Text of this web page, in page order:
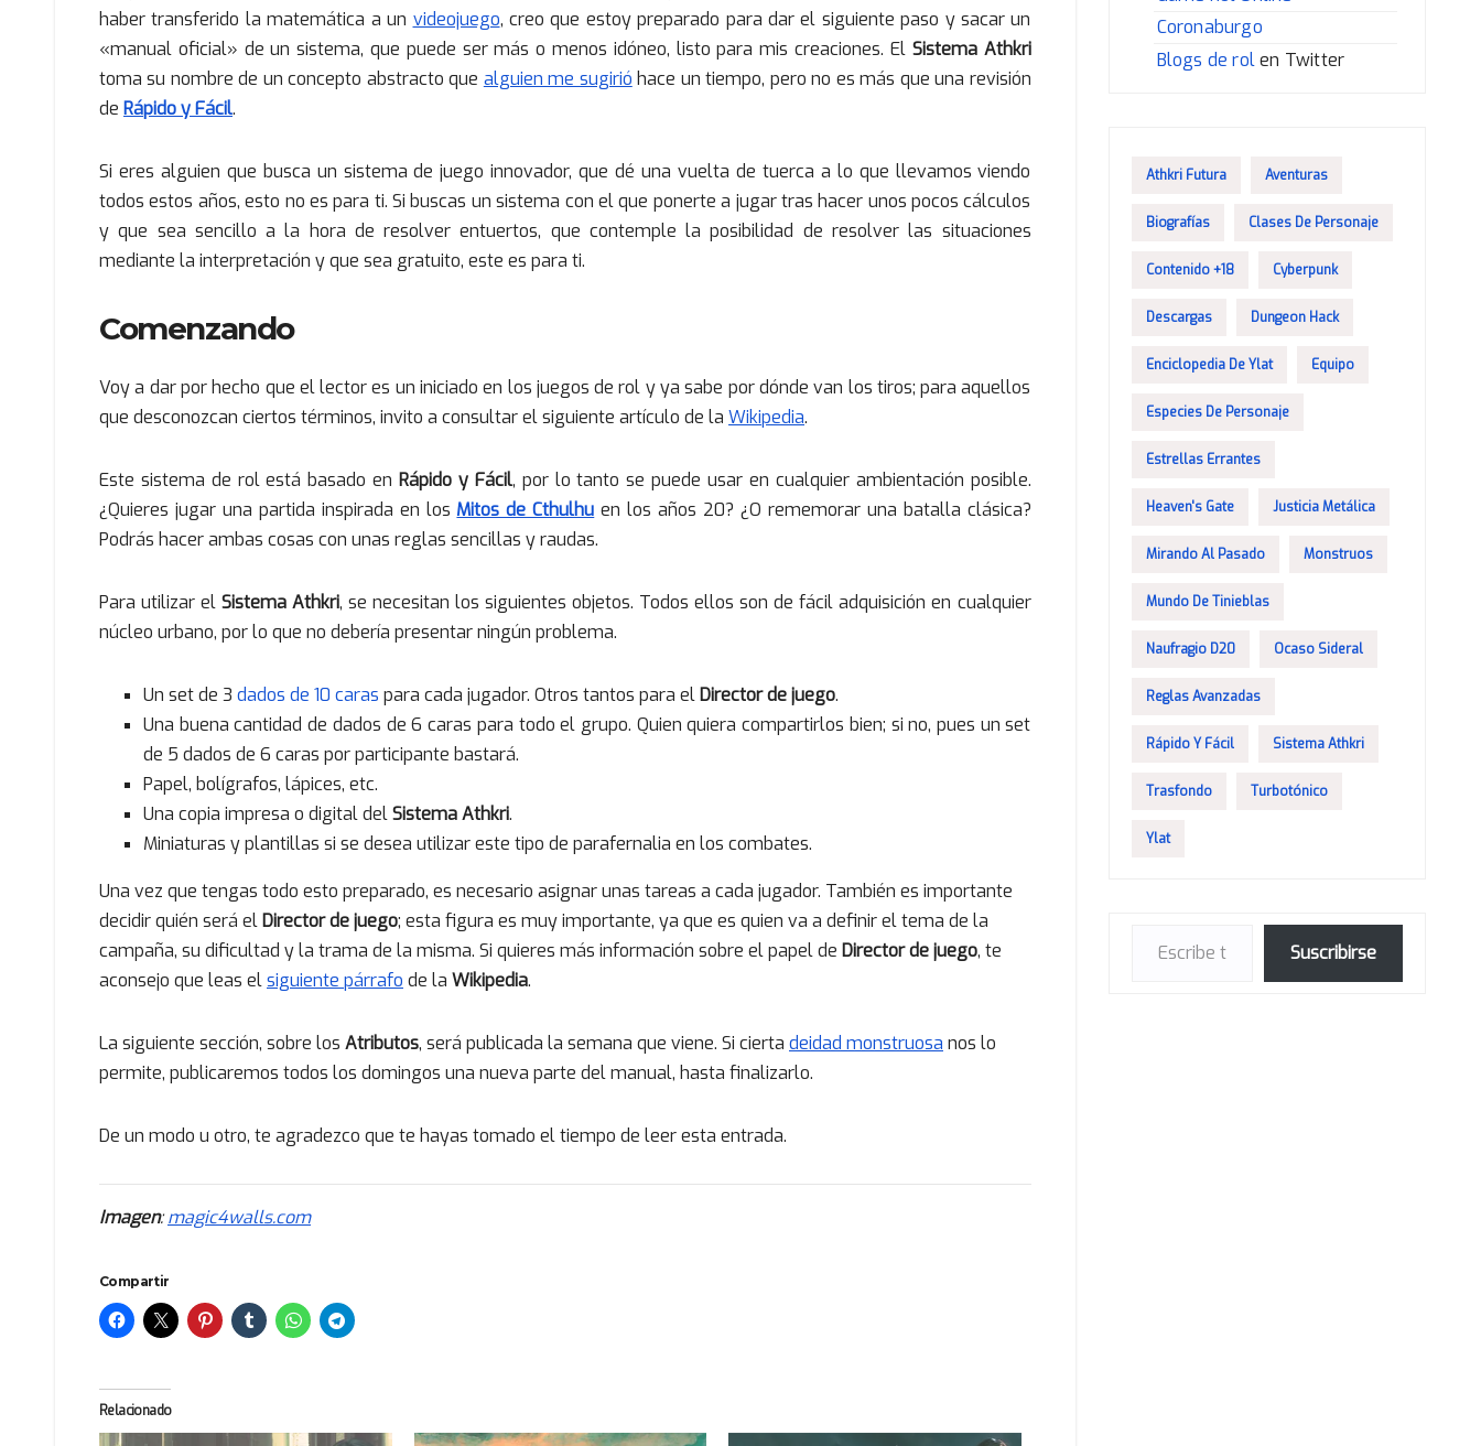
haber transferido la matemática a un videojuego, creo que estoy preparado para dar el siguiente paso y sacar un
«manual oficial» de un sistema, que puede ser más o menos idóneo, listo para mis creaciones. El Sistema Athkri
toma su nombre de un concepto abstracto que alguien me sugirió hace un tiempo, pero no es más que una revisión
de Rápido y Fácil.
Si eres alguien que busca un sistema de juego innovador, que dé una vuelta de tuerca a lo que llevamos viendo
todos estos años, esto no es para ti. Si buscas un sistema con el que ponerte a jugar tras hacer unos pocos cálculos
y que sea sencillo a la hora de resolver entuertos, que contemple la posibilidad de resolver las situaciones
mediante la interpretación y que sea gratuito, este es para ti.
Comenzando
Voy a dar por hecho que el lector es un iniciado en los juegos de rol y ya sabe por dónde van los tiros; para aquellos
que desconozcan ciertos términos, invito a consultar el siguiente artículo de la Wikipedia.
Este sistema de rol está basado enRápido y Fácil, por lo tanto se puede usar en cualquier ambientación posible.
¿Quieres jugar una partida inspirada en los Mitos de Cthulhu en los años 20? ¿O rememorar una batalla clásica?
Podrás hacer ambas cosas con unas reglas sencillas y raudas.
Para utilizar elSistema Athkri, se necesitan los siguientes objetos. Todos ellos son de fácil adquisición en cualquier
núcleo urbano, por lo que no debería presentar ningún problema.
Un set de 3 dados de 10 caras para cada jugador. Otros tantos para elDirector de juego.
Una buena cantidad de dados de 6 caras para todo el grupo. Quien quiera compartirlos bien; si no, pues un set
de 5 dados de 6 caras por participante bastará.
Papel, bolígrafos, lápices, etc.
Una copia impresa o digital delSistema Athkri.
Miniaturas y plantillas si se desea utilizar este tipo de parafernalia en los combates.
Una vez que tengas todo esto preparado, es necesario asignar unas tareas a cada jugador. También es importante
decidir quién será elDirector de juego; esta figura es muy importante, ya que es quien va a definir el tema de la
campaña, su dificultad y la trama de la misma. Si quieres más información sobre el papel de Director de juego, te
aconsejo que leas elsiguiente párrafo de la Wikipedia.
La siguiente sección, sobre los Atributos, será publicada la semana que viene. Si cierta deidad monstruosa nos lo
permite, publicaremos todos los domingos una nueva parte del manual, hasta finalizarlo.
De un modo u otro, te agradezco que te hayas tomado el tiempo de leer esta entrada.
Imagen:magic4walls.com
Compartir
Relacionado
Coronaburgo
Blogs de rolen Twitter
Athkri Futura Aventuras
Biografías Clases De Personaje
Contenido +18 Cyberpunk
Descargas Dungeon Hack
Enciclopedia De Ylat Equipo
Especies De Personaje
Estrellas Errantes
Heaven's Gate Justicia Metálica
Mirando Al Pasado Monstruos
Mundo De Tinieblas
Naufragio D20 Ocaso Sideral
Reglas Avanzadas
Rápido Y Fácil Sistema Athkri
Trasfondo Turbotónico
Ylat
Suscribirse